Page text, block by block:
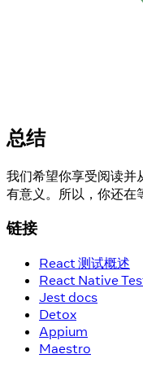
总结
我们希望你享受阅读并
有意义。所以，你还在
链接
React 测试概述
React Native
Jest docs
Detox
Appium
Maestro